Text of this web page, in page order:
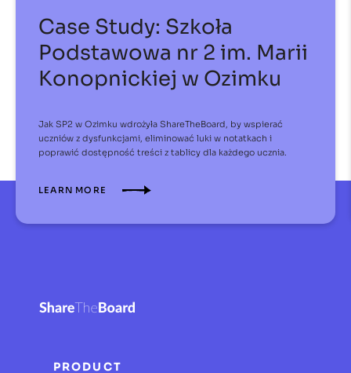
Case Study: Szkoła
Podstawowa nr 2 im. Marii
Konopnickiej w Ozimku
Jak SP2 w Ozimku wdrożyła ShareTheBoard, by wspierać
uczniów z dysfunkcjami, eliminować luki w notatkach i
poprawić dostępność treści z tablicy dla każdego ucznia.
LEARN MORE
PRODUCT